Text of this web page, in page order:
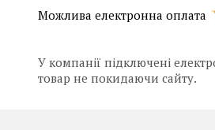
У компанії підключені
товар не покидаючи сайту.